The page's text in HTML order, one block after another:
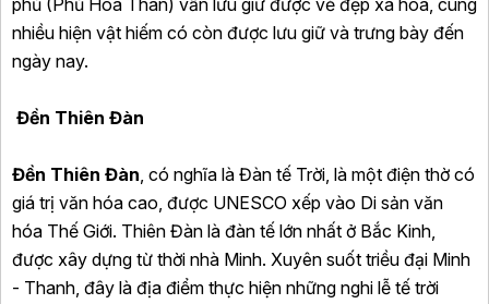
phủ (Phủ Hòa Thân) vẫn lưu giữ được vẻ đẹp xa hoa, cùng
nhiều hiện vật hiếm có còn được lưu giữ và trưng bày đến
ngày nay.
Đền Thiên Đàn
Đền Thiên Đàn, có nghĩa là Đàn tế Trời, là một điện thờ có
giá trị văn hóa cao, được UNESCO xếp vào Di sản văn
hóa Thế Giới. Thiên Đàn là đàn tế lớn nhất ở Bắc Kinh,
được xây dựng từ thời nhà Minh. Xuyên suốt triều đại Minh
- Thanh, đây là địa điểm thực hiện những nghi lễ tế trời